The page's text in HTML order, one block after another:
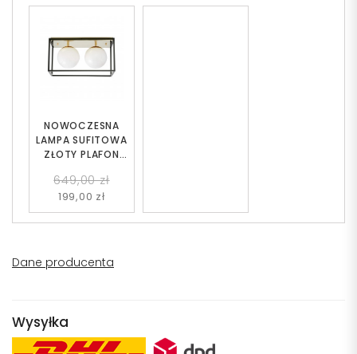
NOWOCZESNA
LAMPA SUFITOWA
ZŁOTY PLAFON
649,00 zł
199,00 zł
Dane producenta
Wysyłka